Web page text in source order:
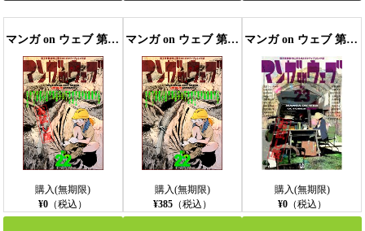
マンガ on ウェブ 第22号 無料お試し版
購入(無期限)
¥0 （税込）
マンガ on ウェブ 第22号
購入(無期限)
¥385（税込）
マンガ on ウェブ 第23号 無料お試し版
購入(無期限)
¥0（税込）